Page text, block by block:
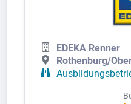
EDEKA Renner
Rothenburg/